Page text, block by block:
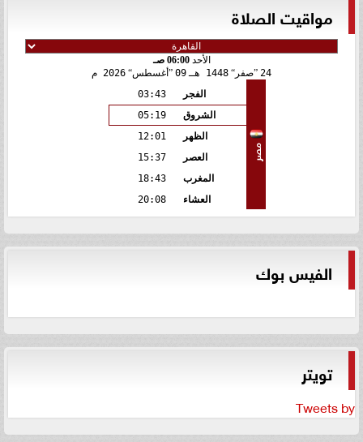
مواقيت الصلاة
الأحد06:00 صـ
24
صفر 1448 هـ 09 أغسطس 2026 م
مصر
الفجر
03:43
الشروق
05:19
الظهر
12:01
العصر
15:37
المغرب
18:43
العشاء
20:08
الفيس بوك
تويتر
Tweets by